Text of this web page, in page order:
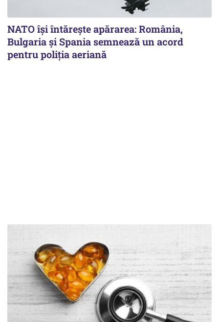
NATO își întărește apărarea: România,
Bulgaria și Spania semnează un acord
pentru poliția aeriană